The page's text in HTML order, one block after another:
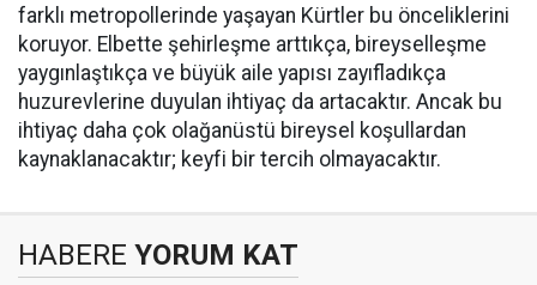
farklı metropollerinde yaşayan Kürtler bu önceliklerini
koruyor. Elbette şehirleşme arttıkça, bireyselleşme
yaygınlaştıkça ve büyük aile yapısı zayıfladıkça
huzurevlerine duyulan ihtiyaç da artacaktır. Ancak bu
ihtiyaç daha çok olağanüstü bireysel koşullardan
kaynaklanacaktır; keyfi bir tercih olmayacaktır.
HABERE YORUM KAT